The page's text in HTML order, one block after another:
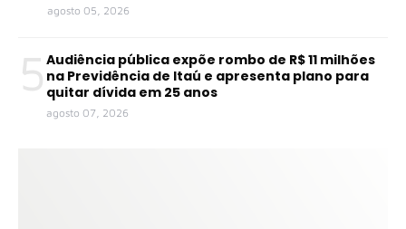
agosto 05, 2026
5 Audiência pública expõe rombo de R$ 11 milhões
na Previdência de Itaú e apresenta plano para
quitar dívida em 25 anos
agosto 07, 2026